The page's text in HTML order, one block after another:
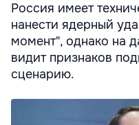
Россия имеет
нанести ядерный
момент", однако на
видит признаков
сценарию.